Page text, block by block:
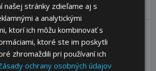
Ceny Popis
AG
80
našej stránky zdieľame aj s
a analytickými
ktorí ich môžu kombinovať s
ktoré ste im poskytli
zhromaždili pri používaní ich
ochrany osobných údajov